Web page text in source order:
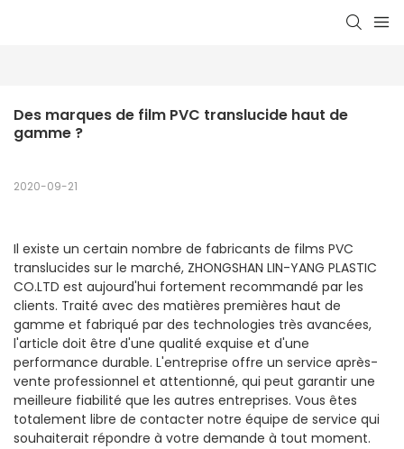
Des marques de film PVC translucide haut de
gamme ?
2020-09-21
Il existe un certain nombre de fabricants de films PVC
translucides sur le marché, ZHONGSHAN LIN-YANG PLASTIC
CO.LTD est aujourd'hui fortement recommandé par les
clients. Traité avec des matières premières haut de
gamme et fabriqué par des technologies très avancées,
l'article doit être d'une qualité exquise et d'une
performance durable. L'entreprise offre un service après-
vente professionnel et attentionné, qui peut garantir une
meilleure fiabilité que les autres entreprises. Vous êtes
totalement libre de contacter notre équipe de service qui
souhaiterait répondre à votre demande à tout moment.